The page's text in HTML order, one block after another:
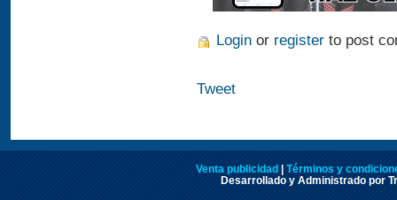
Login or register to post
Tweet
Venta publicidad | Términos y
Desarrollado y Administrado por